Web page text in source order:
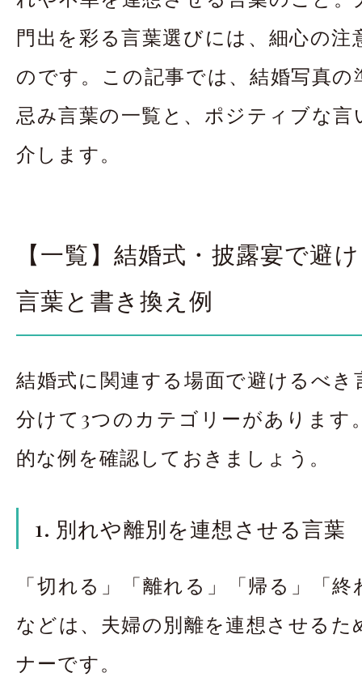
門出を彩る言葉選びには、細心の注
のです。この記事では、結婚写真の
忌み言葉の一覧と、ポジティブな言
介します。
【一覧】結婚式・披露宴で避
言葉と書き換え例
結婚式に関連する場面で避けるべき
分けて3つのカテゴリーがあります
的な例を確認しておきましょう。
1. 別れや離別を連想させる言葉
「切れる」「離れる」「帰る」「
などは、夫婦の別離を連想させるた
ナーです。